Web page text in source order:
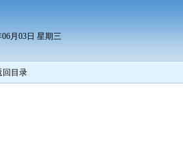
月03日 星期三
回目录